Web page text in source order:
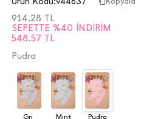
SEPETTE %40 İNDIRIM
548.57 TL
914,28 TL
Pudra